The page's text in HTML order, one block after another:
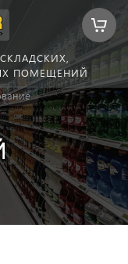
ПОМЕЩЕНИЙ